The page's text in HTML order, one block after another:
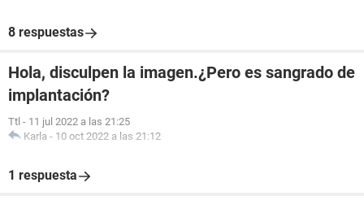
8 respuestas
Hola, disculpen la imagen.¿Pero es sangrado de
implantación?
Ttl - 11 jul 2022 a las 21:25
Karla - 10 oct 2022 a las 21:12
1 respuesta